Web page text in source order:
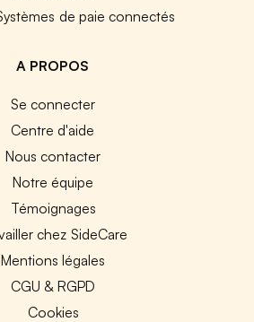
de paie connectés
A PROPOS
Se connecter
Centre d'aide
Nous contacter
Notre équipe
Témoignages
chez SideCare
Mentions légales
CGU & RGPD
Cookies